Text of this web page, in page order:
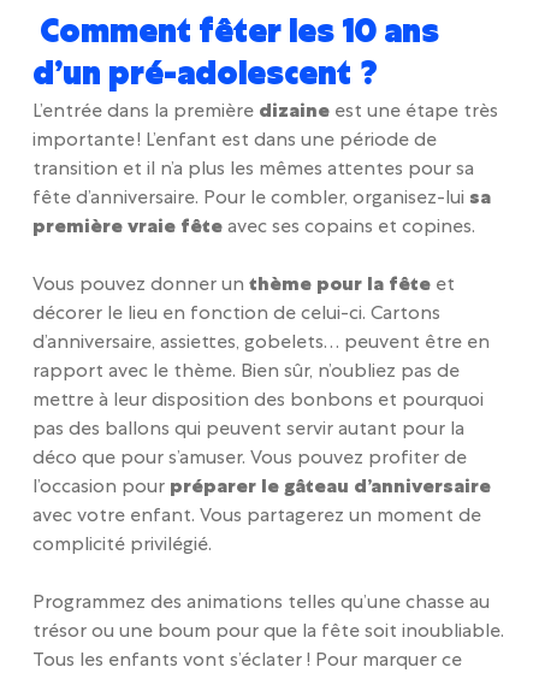
Comment fêter les 10 ans
d’un pré-adolescent ?
L’entrée dans la première dizaineest une étape très
importante ! L’enfant est dans une période de
transition et il n’a plus les mêmes attentes pour sa
fête d’anniversaire. Pour le combler, organisez-lui sa
première vraie fêteavec ses copains et copines.
Vous pouvez donner un thème pour la fêteet
décorer le lieu en fonction de celui-ci. Cartons
d’anniversaire, assiettes, gobelets… peuvent être en
rapport avec le thème. Bien sûr, n’oubliez pas de
mettre à leur disposition des bonbons et pourquoi
pas des ballons qui peuvent servir autant pour la
déco que pour s’amuser. Vous pouvez profiter de
l’occasion pour préparer le gâteau d’anniversaire
avec votre enfant. Vous partagerez un moment de
complicité privilégié.
Programmez des animations telles qu’une chasse au
trésor ou une boum pour que la fête soit inoubliable.
Tous les enfants vont s’éclater ! Pour marquer ce